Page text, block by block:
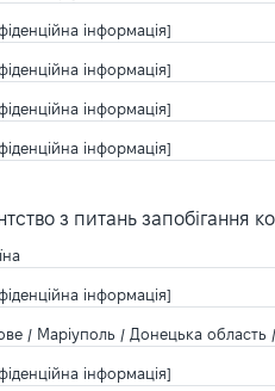
інформація]
інформація]
інформація]
інформація]
з питань запобігання
інформація]
/ Маріуполь / Донецька область /
інформація]